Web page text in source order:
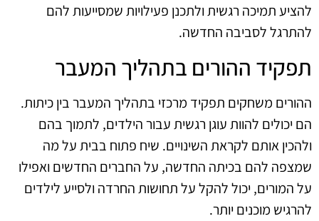
להציע תמיכה רגשית ולתכנן פעילויות שמסייעות להם
להתרגל לסביבה החדשה.
תפקיד ההורים בתהליך המעבר
ההורים משחקים תפקיד מרכזי בתהליך המעבר בין כיתות.
הם יכולים להוות עוגן רגשית עבור הילדים, לתמוך בהם
ולהכין אותם לקראת השינויים. שיח פתוח בבית על מה
שמצפה להם בכיתה החדשה, על החברים החדשים ואפילו
על המורים, יכול להקל על תחושות החרדה ולסייע לילדים
להרגיש מוכנים יותר.